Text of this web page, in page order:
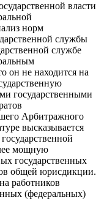
власти
норм
службы
службе
он не нахо­дится на
государственными
Арбитражного
высказывается
мощную
госу­дарственных
общей юрисдикции.
работни­ков
(федеральных)